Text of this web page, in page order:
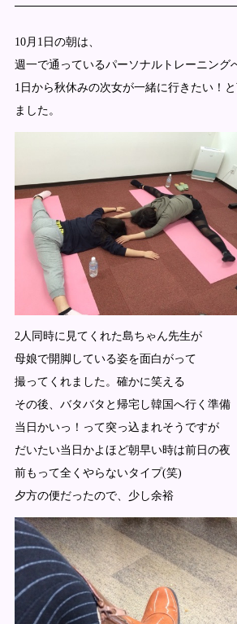
10月1日の朝は、
週一で通っているパーソナルトレーニング
1日から秋休みの次女が一緒に行きたい！
ました。
2人同時に見てくれた島ちゃん先生が
母娘で開脚している姿を面白がって
撮ってくれました。確かに笑える
その後、バタバタと帰宅し韓国へ行く準備
当日かいっ！って突っ込まれそうですが
だいたい当日かよほど朝早い時は前日の夜
前もって全くやらないタイプ(笑)
夕方の便だったので、少し余裕